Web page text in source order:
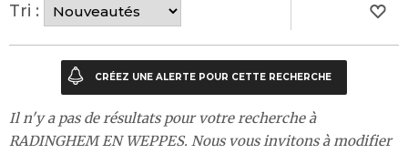
Tri :
Il n'y a pas de résultats pour votre recherche à
RADINGHEM EN WEPPES. Nous vous invitons à modifier